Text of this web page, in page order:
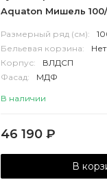
Aquaton Мишель
Размерный ряд (см):
Бельевая корзина:
Нет
Корпус:
ВЛДСП
Фасад:
МДФ
В наличии
46 190 ₽
В